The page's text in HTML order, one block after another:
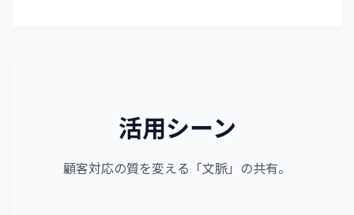
活用シーン
顧客対応の質を変える「文脈」の共有。